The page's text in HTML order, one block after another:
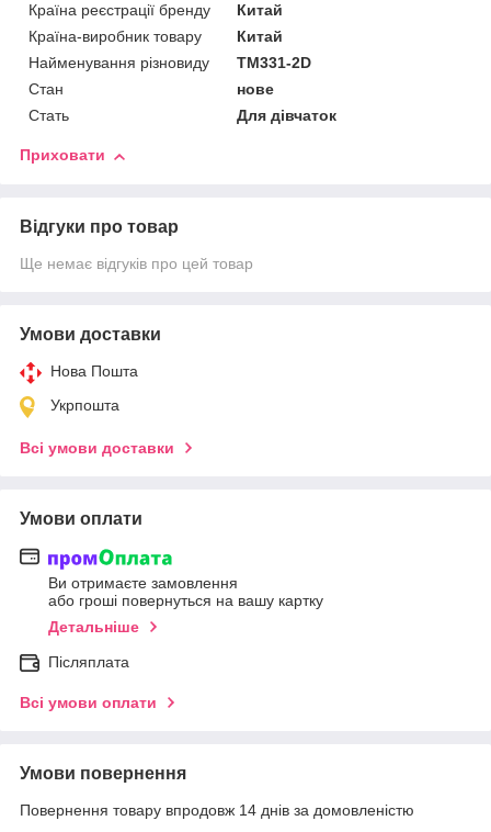
Країна реєстрації бренду
Китай
Країна-виробник товару
Китай
Найменування різновиду
ТМ331-2D
Стан
нове
Стать
Для дівчаток
Приховати
Відгуки про товар
Ще немає відгуків про цей товар
Умови доставки
Нова Пошта
Укрпошта
Всі умови доставки
Умови оплати
Ви отримаєте замовлення
або гроші повернуться на вашу картку
Детальніше
Післяплата
Всі умови оплати
Умови повернення
Повернення товару впродовж 14 днів за домовленістю